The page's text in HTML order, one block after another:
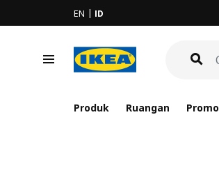
EN ID
Produk Ruangan Promo